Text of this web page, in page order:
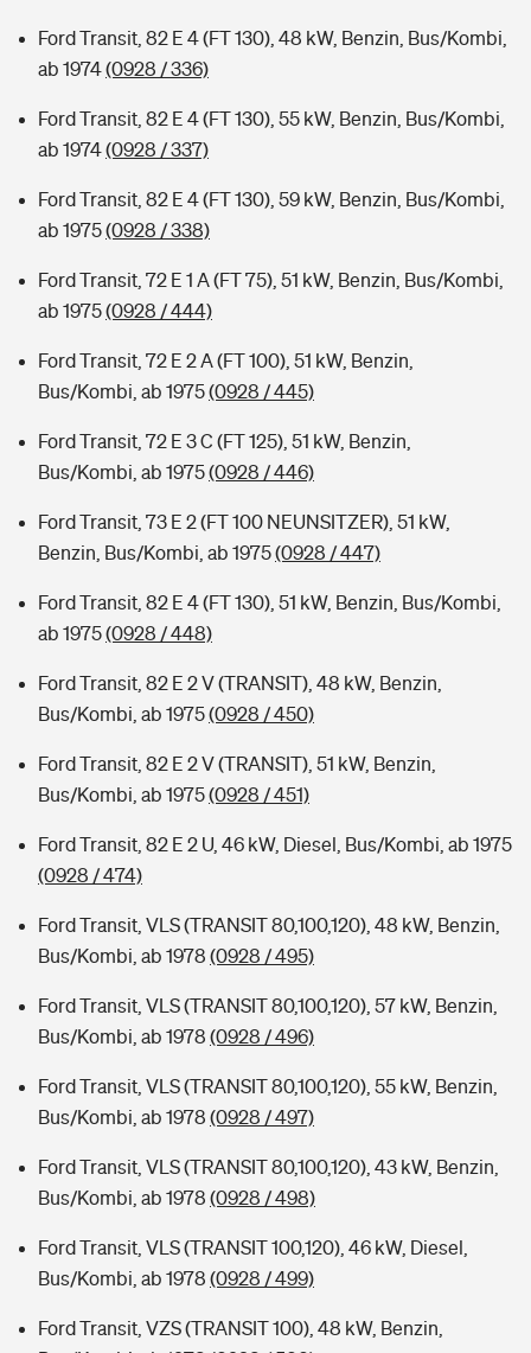
Ford Transit, 82 E 4 (FT 130), 48 kW, Benzin, Bus/Kombi,
ab 1974(0928 / 336)
Ford Transit, 82 E 4 (FT 130), 55 kW, Benzin, Bus/Kombi,
ab 1974(0928 / 337)
Ford Transit, 82 E 4 (FT 130), 59 kW, Benzin, Bus/Kombi,
ab 1975(0928 / 338)
Ford Transit, 72 E 1 A (FT 75), 51 kW, Benzin, Bus/Kombi,
ab 1975(0928 / 444)
Ford Transit, 72 E 2 A (FT 100), 51 kW, Benzin,
Bus/Kombi, ab 1975(0928 / 445)
Ford Transit, 72 E 3 C (FT 125), 51 kW, Benzin,
Bus/Kombi, ab 1975(0928 / 446)
Ford Transit, 73 E 2 (FT 100 NEUNSITZER), 51 kW,
Benzin, Bus/Kombi, ab 1975(0928 / 447)
Ford Transit, 82 E 4 (FT 130), 51 kW, Benzin, Bus/Kombi,
ab 1975(0928 / 448)
Ford Transit, 82 E 2 V (TRANSIT), 48 kW, Benzin,
Bus/Kombi, ab 1975(0928 / 450)
Ford Transit, 82 E 2 V (TRANSIT), 51 kW, Benzin,
Bus/Kombi, ab 1975(0928 / 451)
Ford Transit, 82 E 2 U, 46 kW, Diesel, Bus/Kombi, ab 1975
(0928 / 474)
Ford Transit, VLS (TRANSIT 80,100,120), 48 kW, Benzin,
Bus/Kombi, ab 1978 (0928 / 495)
Ford Transit, VLS (TRANSIT 80,100,120), 57 kW, Benzin,
Bus/Kombi, ab 1978 (0928 / 496)
Ford Transit, VLS (TRANSIT 80,100,120), 55 kW, Benzin,
Bus/Kombi, ab 1978 (0928 / 497)
Ford Transit, VLS (TRANSIT 80,100,120), 43 kW, Benzin,
Bus/Kombi, ab 1978 (0928 / 498)
Ford Transit, VLS (TRANSIT 100,120), 46 kW, Diesel,
Bus/Kombi, ab 1978 (0928 / 499)
Ford Transit, VZS (TRANSIT 100), 48 kW, Benzin,